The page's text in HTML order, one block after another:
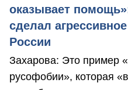
оказывает
сделал
России
Захарова: Это пример
русофобии», которая